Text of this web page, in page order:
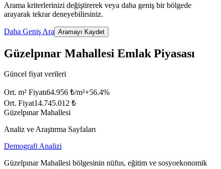
Arama kriterlerinizi değiştirerek veya daha geniş bir bölgede
arayarak tekrar deneyebilirsiniz.
Daha Geniş Ara Aramayı Kaydet
Güzelpınar Mahallesi Emlak Piyasası
Güncel fiyat verileri
Ort. m² Fiyatı64.956 ₺/m²+56.4%
Ort. Fiyat14.745.012 ₺
Güzelpınar Mahallesi
Analiz ve Araştırma Sayfaları
Demografi Analizi
Güzelpınar Mahallesi bölgesinin nüfus, eğitim ve sosyoekonomik